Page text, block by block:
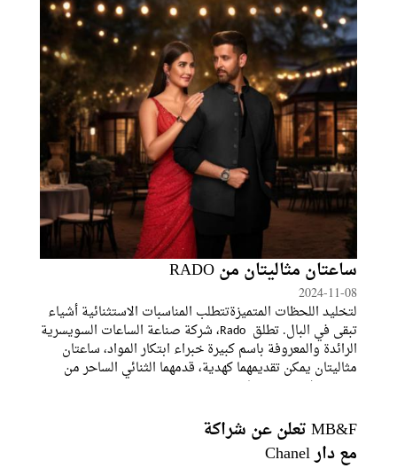
ساعتان مثاليتان من RADO
2024-11-08
ﻟﺘﺨﻠﯿﺪ اﻟﻠﺤﻈﺎت اﻟﻤﺘﻤﯿﺰةﺗﺘﻄﻠﺐ اﻟﻤﻨﺎﺳﺒﺎت اﻻﺳﺘﺜﻨﺎﺋﯿﺔ أﺷﯿﺎء
ﺗﺒﻘﻰ ﻓﻲ اﻟﺒﺎل. ﺗﻄﻠﻖ Rado، ﺷﺮﻛﺔ ﺻﻨﺎﻋﺔ اﻟﺴﺎﻋﺎت اﻟﺴﻮﯾﺴﺮﯾﺔ
اﻟﺮاﺋﺪة واﻟﻤﻌﺮوﻓﺔ ﺑﺎﺳﻢ ﻛﺒﯿﺮة ﺧﺒﺮاء اﺑﺘﻜﺎر اﻟﻤﻮاد، ﺳﺎﻋﺘﺎن
ﻣﺜﺎﻟﯿﺘﺎن ﯾﻤﻜﻦ ﺗﻘﺪﯾﻤﮭﻤﺎ ﻛﮭﺪﯾﺔ، ﻗﺪﻣﮭﻤﺎ اﻟﺜﻨﺎﺋﻲ اﻟﺴﺎﺣﺮ ﻣﻦ
ﻧﺠﻮم ﺑﻮﻟﯿﻮود ھﺮﯾﺜﯿﻚ
MB&F تعلن عن شراكة
مع دار Chanel